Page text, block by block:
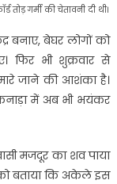
तोड़ गर्मी की चेतावनी दी थी।
बनाए, बेघर लोगों को
फिर भी शुक्रवार से
जाने की आशंका है।
कनाड़ा में अब भी भयंकर
मजदूर का शव पाया
बताया कि अकेले इस